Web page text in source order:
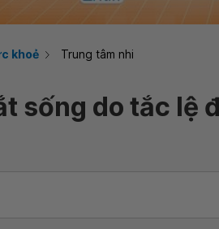
khoẻ Trung tâm nhi
sống do tắc lệ